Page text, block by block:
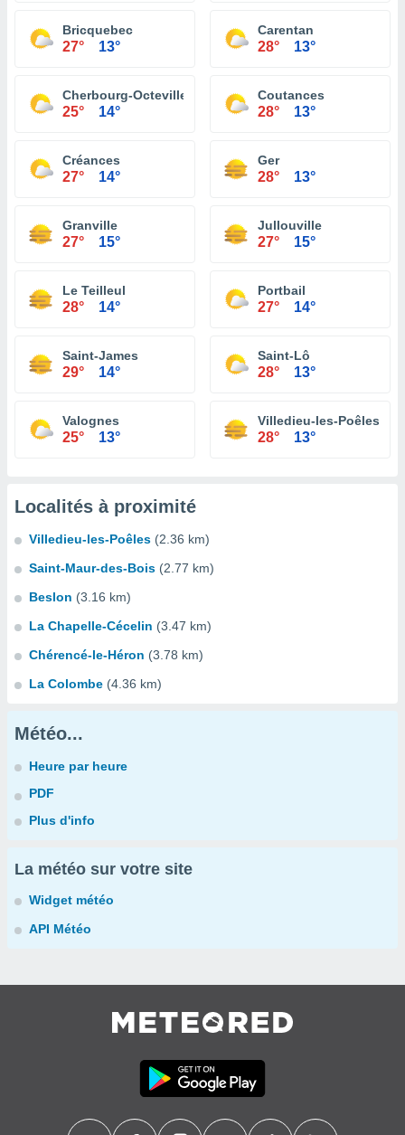
Bricquebec
27° 13°
Carentan
28° 13°
Cherbourg-Octeville
25° 14°
Coutances
28° 13°
Créances
27° 14°
Ger
28° 13°
Granville
27° 15°
Jullouville
27° 15°
Le Teilleul
28° 14°
Portbail
27° 14°
Saint-James
29° 14°
Saint-Lô
28° 13°
Valognes
25° 13°
Villedieu-les-Poêles
28° 13°
Localités à proximité
Villedieu-les-Poêles (2.36 km)
Saint-Maur-des-Bois (2.77 km)
Beslon (3.16 km)
La Chapelle-Cécelin (3.47 km)
Chérencé-le-Héron (3.78 km)
La Colombe (4.36 km)
Météo...
Heure par heure
PDF
Plus d'info
La météo sur votre site
Widget météo
API Météo